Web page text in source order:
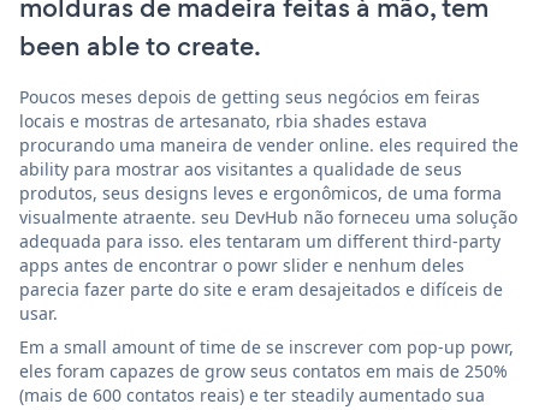
molduras de madeira feitas à mão, tem
been able to create.
Poucos meses depois de getting seus negócios em feiras
locais e mostras de artesanato, rbia shades estava
procurando uma maneira de vender online. eles required the
ability para mostrar aos visitantes a qualidade de seus
produtos, seus designs leves e ergonômicos, de uma forma
visualmente atraente. seu DevHub não forneceu uma solução
adequada para isso. eles tentaram um different third-party
apps antes de encontrar o powr slider e nenhum deles
parecia fazer parte do site e eram desajeitados e difíceis de
usar.
Em a small amount of time de se inscrever com pop-up powr,
eles foram capazes de grow seus contatos em mais de 250%
(mais de 600 contatos reais) e ter steadily aumentado sua